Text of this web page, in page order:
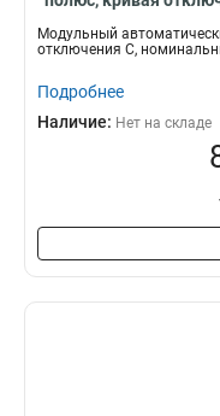
Модульный
отключения C,
Подробнее
Наличие: Нет на складе